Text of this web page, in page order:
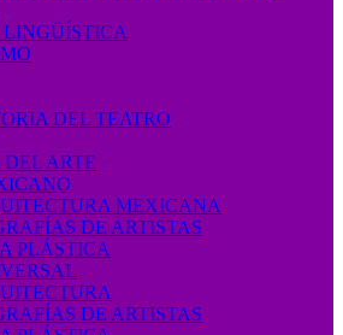
DEL TEATRO
ARTE
MEXICANA
DE ARTISTAS
PLÁSTICA
DE ARTISTAS